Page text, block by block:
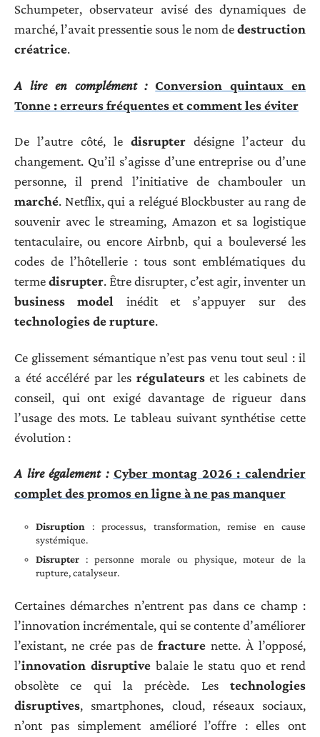
Schumpeter, observateur avisé des dynamiques de
marché, l’avait pressentie sous le nom dedestruction
créatrice.
A lire en complément : Conversion quintaux en
Tonne : erreurs fréquentes et comment les éviter
De l’autre côté, le disrupter désigne l’acteur du
changement. Qu’il s’agisse d’une entreprise ou d’une
personne, il prend l’initiative de chambouler un
marché. Netflix, qui a relégué Blockbuster au rang de
souvenir avec le streaming, Amazon et sa logistique
tentaculaire, ou encore Airbnb, qui a bouleversé les
codes de l’hôtellerie : tous sont emblématiques du
termedisrupter. Être disrupter, c’est agir, inventer un
business model inédit et s’appuyer sur des
technologies de rupture.
Ce glissement sémantique n’est pas venu tout seul : il
a été accéléré par les régulateurset les cabinets de
conseil, qui ont exigé davantage de rigueur dans
l’usage des mots. Le tableau suivant synthétise cette
évolution :
A lire également : Cyber montag 2026 : calendrier
complet des promos en ligne à ne pas manquer
Disruption : processus, transformation, remise en cause
systémique.
Disrupter : personne morale ou physique, moteur de la
rupture, catalyseur.
Certaines démarches n’entrent pas dans ce champ :
l’innovation incrémentale, qui se contente d’améliorer
l’existant, ne crée pas de fracture nette. À l’opposé,
l’innovation disruptive balaie le statu quo et rend
obsolète ce qui la précède. Les technologies
disruptives, smartphones, cloud, réseaux sociaux,
n’ont pas simplement amélioré l’offre : elles ont